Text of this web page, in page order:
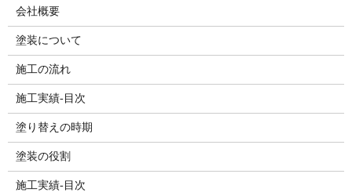
会社概要
塗装について
施工の流れ
施工実績-目次
塗り替えの時期
塗装の役割
施工実績-目次